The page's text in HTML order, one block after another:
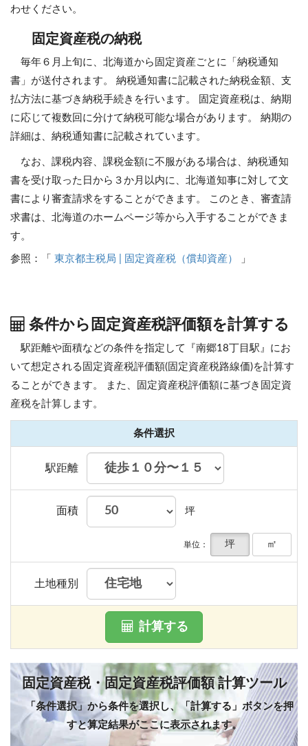
わせください。
固定資産税の納税
毎年６月上旬に、北海道から固定資産ごとに「納税通知
書」が送付されます。 納税通知書に記載された納税金額、支
払方法に基づき納税手続きを行います。 固定資産税は、納期
に応じて複数回に分けて納税可能な場合があります。 納期の
詳細は、納税通知書に記載されています。
なお、課税内容、課税金額に不服がある場合は、納税通知
書を受け取った日から３か月以内に、北海道知事に対して文
書により審査請求をすることができます。 このとき、審査請
求書は、北海道のホームページ等から入手することができま
す。
参照：「 東京都主税局 | 固定資産税（償却資産） 」
条件から固定資産税評価額を計算する
駅距離や面積などの条件を指定して『南郷18丁目駅』にお
いて想定される固定資産税評価額(固定資産税路線価)を計算す
ることができます。
また、固定資産税評価額に基づき固定資
産税を計算します。
条件選択
駅距離
面積 坪
単位： 坪 ㎡
土地種別
計算する
固定資産税・固定資産税評価額 計算ツール
「条件選択」から条件を選択し、「計算する」ボタンを押
すと算定結果がここに表示されます。